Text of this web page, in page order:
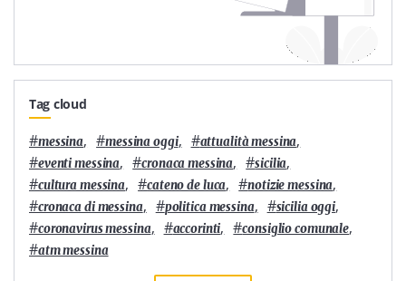
Tag cloud
#messina, #messina oggi, #attualità messina,
#eventi messina, #cronaca messina, #sicilia,
#cultura messina, #cateno de luca, #notizie messina,
#cronaca di messina, #politica messina, #sicilia oggi,
#coronavirus messina, #accorinti, #consiglio comunale,
#atm messina